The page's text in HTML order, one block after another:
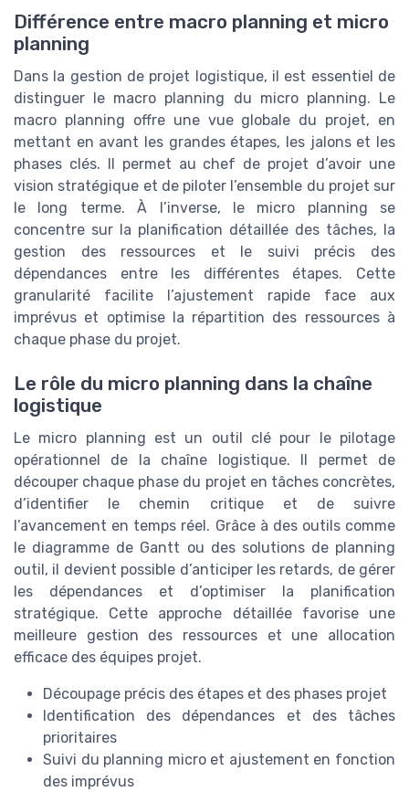
Différence entre macro planning et micro
planning
Dans la gestion de projet logistique, il est essentiel de
distinguer le macro planning du micro planning. Le
macro planning offre une vue globale du projet, en
mettant en avant les grandes étapes, les jalons et les
phases clés. Il permet au chef de projet d’avoir une
vision stratégique et de piloter l’ensemble du projet sur
le long terme. À l’inverse, le micro planning se
concentre sur la planification détaillée des tâches, la
gestion des ressources et le suivi précis des
dépendances entre les différentes étapes. Cette
granularité facilite l’ajustement rapide face aux
imprévus et optimise la répartition des ressources à
chaque phase du projet.
Le rôle du micro planning dans la chaîne
logistique
Le micro planning est un outil clé pour le pilotage
opérationnel de la chaîne logistique. Il permet de
découper chaque phase du projet en tâches concrètes,
d’identifier le chemin critique et de suivre
l’avancement en temps réel. Grâce à des outils comme
le diagramme de Gantt ou des solutions de planning
outil, il devient possible d’anticiper les retards, de gérer
les dépendances et d’optimiser la planification
stratégique. Cette approche détaillée favorise une
meilleure gestion des ressources et une allocation
efficace des équipes projet.
Découpage précis des étapes et des phases projet
Identification des dépendances et des tâches
prioritaires
Suivi du planning micro et ajustement en fonction
des imprévus